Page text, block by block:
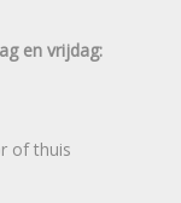
en vrijdag:
of thuis